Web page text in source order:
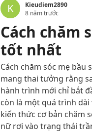
K
Kieudiem2890
8 năm trước
Cách chăm
tốt nhất
Cách chăm sóc mẹ
mang thai tưởng rằng
hành trình mới chỉ bắt
còn là một quá trình dài
kiến thức cơ bản chăm
nữ rơi vào trạng thái